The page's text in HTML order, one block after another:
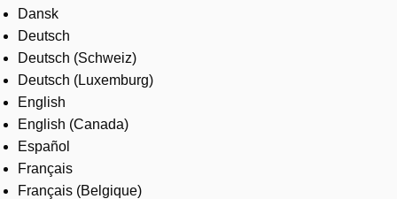
Services
About us
Where to buy
Contact us
Careers
Dansk
Deutsch
Deutsch (Schweiz)
Deutsch (Luxemburg)
English
English (Canada)
Español
Français
Français (Belgique)